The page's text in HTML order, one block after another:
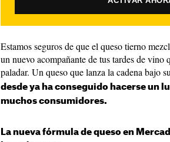
Estamos seguros de que el queso tierno
un nuevo acompañante de tus tardes de vino
paladar. Un queso que lanza la cadena bajo
desde ya ha conseguido hacerse un
muchos consumidores.
La nueva fórmula de queso en